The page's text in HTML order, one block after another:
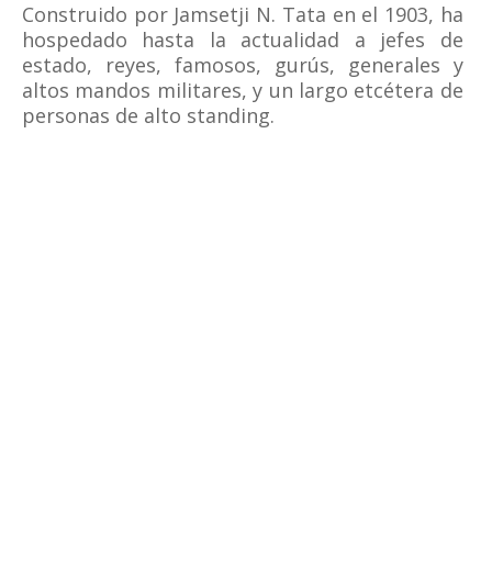
Construido por Jamsetji N. Tata en el 1903, ha
hospedado hasta la actualidad a jefes de
estado, reyes, famosos, gurús, generales y
altos mandos militares, y un largo etcétera de
personas de alto standing.